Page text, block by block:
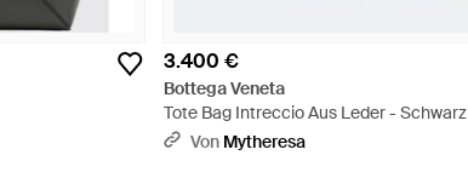
3.400 €
Bottega Veneta
Tote Bag Intreccio Aus Leder - Schwarz
Von Mytheresa